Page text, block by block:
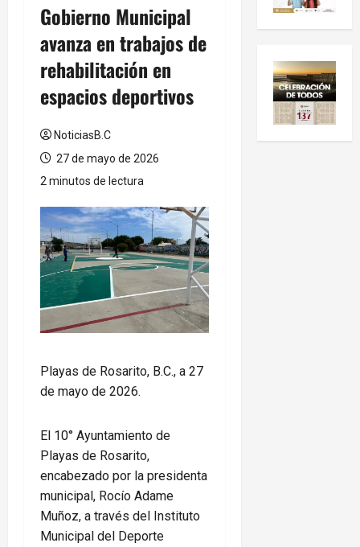
Gobierno Municipal
avanza en trabajos de
rehabilitación en
espacios deportivos
NoticiasB.C
27 de mayo de 2026
2 minutos de lectura
Playas de Rosarito, B.C., a 27
de mayo de 2026.
El 10° Ayuntamiento de
Playas de Rosarito,
encabezado por la presidenta
municipal, Rocío Adame
Muñoz, a través del Instituto
Municipal del Deporte